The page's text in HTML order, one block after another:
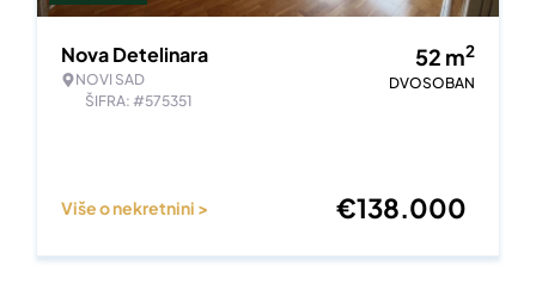
Nova Detelinara
NOVI SAD
ŠIFRA: #575351
52 m2
DVOSOBAN
Više o nekretnini > €138.000